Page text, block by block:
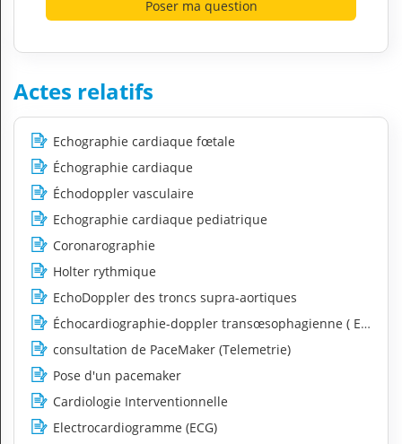
Poser ma question
Actes relatifs
Echographie cardiaque fœtale
Échographie cardiaque
Échodoppler vasculaire
Echographie cardiaque pediatrique
Coronarographie
Holter rythmique
EchoDoppler des troncs supra-aortiques
Échocardiographie-doppler transœsophagienne ( ETO)
consultation de PaceMaker (Telemetrie)
Pose d'un pacemaker
Cardiologie Interventionnelle
Electrocardiogramme (ECG)